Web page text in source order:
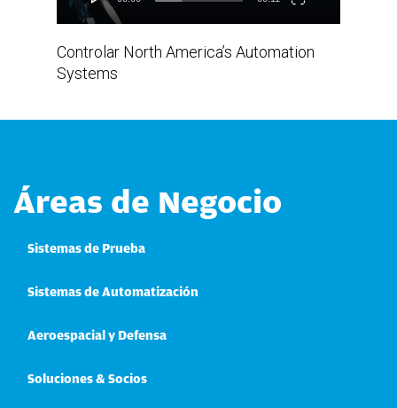
Controlar North America’s Automation
Systems
Áreas de Negocio
Sistemas de Prueba
Sistemas de Automatización
Aeroespacial y Defensa
Soluciones & Socios